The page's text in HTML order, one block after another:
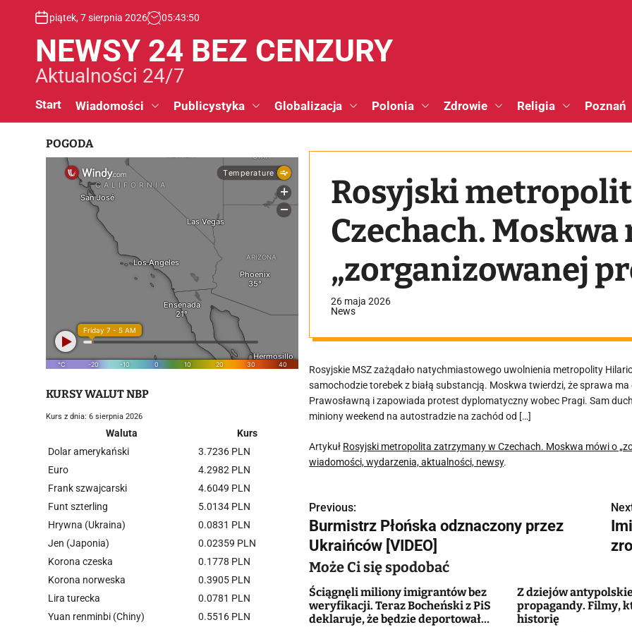
piątek, 7 sierpnia 2026 05:43:50
NEWSY 24 BEZ CENZURY
Aktualności 24/7
Start Wiadomości Publicystyka Globalizacja Polonia Zdrowie Religia Poznań
Rosyjski
Czechach. Moskwa
„zorganizowanej
26 maja 2026
News
Rosyjskie MSZ zażądało natychmiastowego uwolnienia metropolity
samochodzie torebek z białą substancją. Moskwa twierdzi, że sprawa
Prawosławną i zapowiada protest dyplomatyczny wobec Pragi. Sam
miniony weekend na autostradzie na zachód od […]
Artykuł Rosyjski metropolita zatrzymany w Czechach. Moskwa mówi o
wiadomości, wydarzenia, aktualności, newsy.
N
a
w
i
g
Previous:
Burmistrz Płońska odznaczony przez
Ukraińców [VIDEO]
Może Ci się spodobać
Ściągnęli miliony imigrantów bez
weryfikacji. Teraz Bocheński z PiS
deklaruje, że będzie deportował
Z dziejów
propagandy. Filmy,
historię
POGODA
KURSY WALUT NBP
Kurs z dnia: 6 sierpnia 2026
Waluta
Kurs
Dolar amerykański
3.7236 PLN
Euro
4.2982 PLN
Frank szwajcarski
4.6049 PLN
Funt szterling
5.0134 PLN
Hrywna (Ukraina)
0.0831 PLN
Jen (Japonia)
0.02359 PLN
Korona czeska
0.1778 PLN
Korona norweska
0.3905 PLN
Lira turecka
0.0781 PLN
Yuan renminbi (Chiny)
0.5516 PLN